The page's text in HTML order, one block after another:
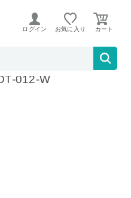
。
ログイン お気に入り
ムオーブントースタ
012-W